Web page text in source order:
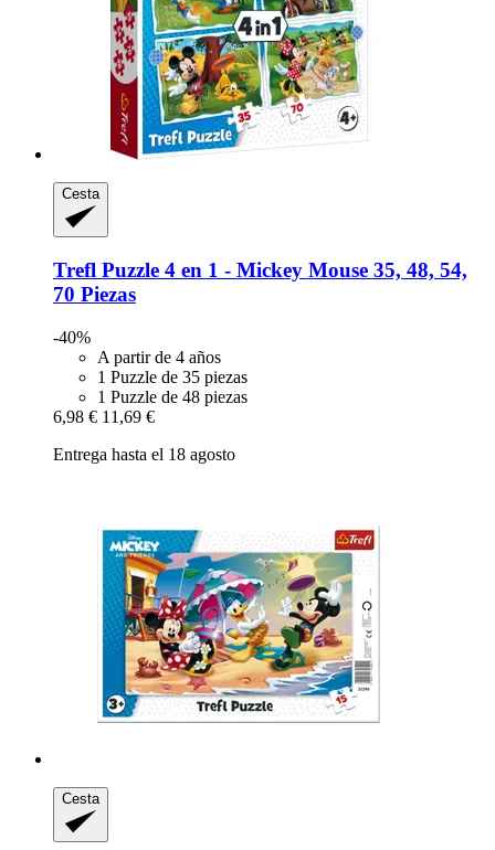
Cesta
Trefl Puzzle 4 en 1 -​ Mickey Mouse 35, 48, 54,
70 Piezas
-40%
A partir de 4 años
1 Puzzle de 35 piezas
1 Puzzle de 48 piezas
6,98 € 11,69 €
Entrega hasta el 18 agosto
Cesta